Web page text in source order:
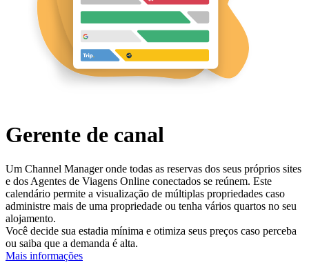
Gerente de canal
Um Channel Manager onde todas as reservas dos seus próprios sites
e dos Agentes de Viagens Online conectados se reúnem. Este
calendário permite a visualização de múltiplas propriedades caso
administre mais de uma propriedade ou tenha vários quartos no seu
alojamento.
Você decide sua estadia mínima e otimiza seus preços caso perceba
ou saiba que a demanda é alta.
Mais informações